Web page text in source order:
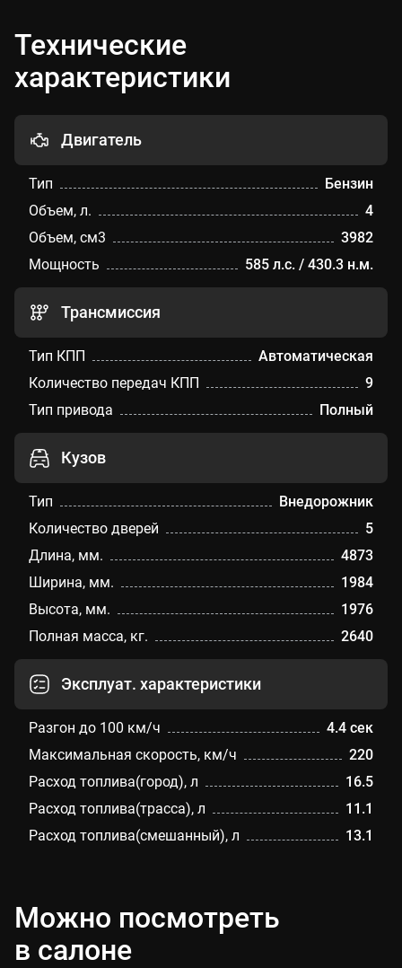
Технические
характеристики
Двигатель
Тип
Бензин
Объем, л.
4
Объем, см3
3982
Мощность
585 л.с. / 430.3 н.м.
Трансмиссия
Тип КПП
Автоматическая
Количество передач КПП
9
Тип привода
Полный
Кузов
Тип
Внедорожник
Количество дверей
5
Длина, мм.
4873
Ширина, мм.
1984
Высота, мм.
1976
Полная масса, кг.
2640
Эксплуат. характеристики
Разгон до 100 км/ч
4.4 сек
Максимальная скорость, км/ч
220
Расход топлива(город), л
16.5
Расход топлива(трасса), л
11.1
Расход топлива(смешанный), л
13.1
Можно посмотреть
в салоне